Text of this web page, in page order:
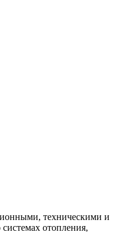
техническими и
отопления,